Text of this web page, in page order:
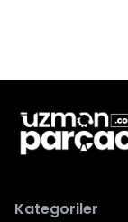
Kategoriler